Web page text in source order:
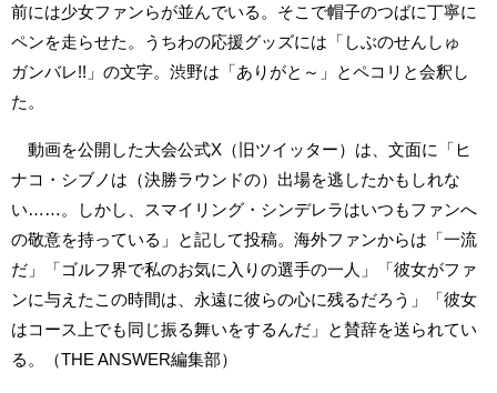
前には少女ファンらが並んでいる。そこで帽子のつばに丁寧に
ペンを走らせた。うちわの応援グッズには「しぶのせんしゅ
ガンバレ!!」の文字。渋野は「ありがと～」とペコリと会釈し
た。
動画を公開した大会公式X（旧ツイッター）は、文面に「ヒ
ナコ・シブノは（決勝ラウンドの）出場を逃したかもしれな
い……。しかし、スマイリング・シンデレラはいつもファンへ
の敬意を持っている」と記して投稿。海外ファンからは「一流
だ」「ゴルフ界で私のお気に入りの選手の一人」「彼女がファ
ンに与えたこの時間は、永遠に彼らの心に残るだろう」「彼女
はコース上でも同じ振る舞いをするんだ」と賛辞を送られてい
る。（THE ANSWER編集部）